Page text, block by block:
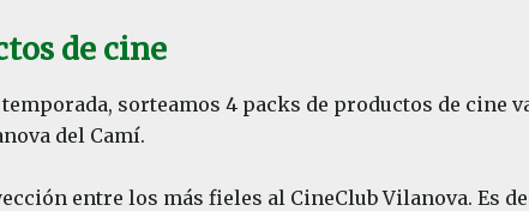
de cine
sorteamos 4 packs de productos de cine
del Camí.
entre los más fieles al CineClub Vilanova. Es